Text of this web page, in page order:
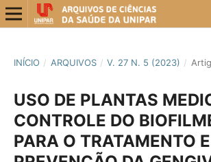
INÍCIO / ARQUIVOS / V. 27 N. 5 (2023) /
USO DE PLANTAS
CONTROLE DO
PARA O TRATAMENTO E